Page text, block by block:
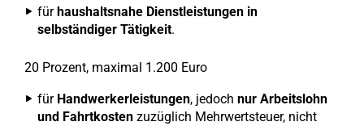
fürhaushaltsnahe Dienstleistungen in
selbständiger Tätigkeit.
20 Prozent, maximal 1.200 Euro
für Handwerkerleistungen, jedoch nur Arbeitslohn
und Fahrtkosten zuzüglich Mehrwertsteuer, nicht